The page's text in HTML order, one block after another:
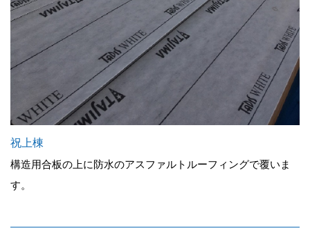
祝上棟
構造用合板の上に防水のアスファルトルーフィングで覆いま
す。